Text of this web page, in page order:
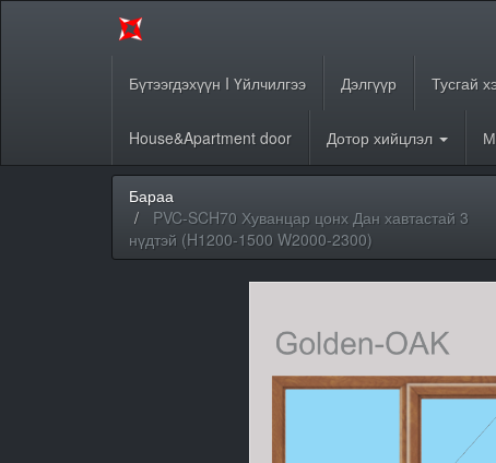
Бүтээгдэхүүн I Үйлчилгээ Дэлгүүр Тусгай
House&Apartment door Дотор хийцлэл
Бараа
PVC-SCH70 Хуванцар цонх Дан хавтастай 3
нүдтэй (H1200-1500 W2000-2300)